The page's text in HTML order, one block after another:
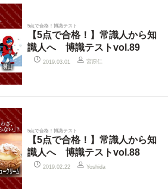
5点で合格！博識テスト
【5点で合格！】常識人から知
識人へ 博識テストvol.89
2019.03.01 宮原仁
5点で合格！博識テスト
【5点で合格！】常識人から知
識人へ 博識テストvol.88
2019.02.22 Yoshida